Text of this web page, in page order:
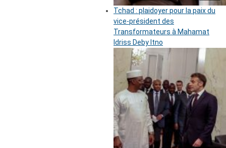
Tchad : plaidoyer pour la paix du
vice-président des
Transformateurs à Mahamat
Idriss Deby Itno